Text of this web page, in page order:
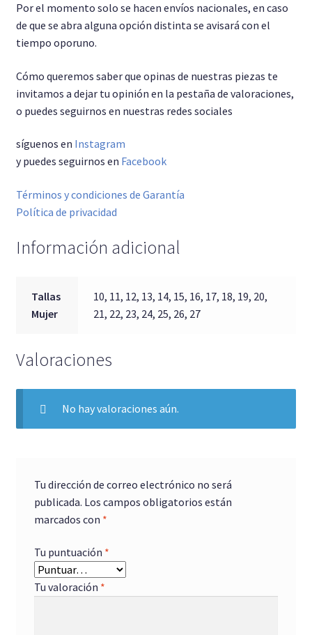
Por el momento solo se hacen envíos nacionales, en caso
de que se abra alguna opción distinta se avisará con el
tiempo oporuno.
Cómo queremos saber que opinas de nuestras piezas te
invitamos a dejar tu opinión en la pestaña de valoraciones,
o puedes seguirnos en nuestras redes sociales
síguenos en Instagram
y puedes seguirnos en Facebook
Términos y condiciones de Garantía
Política de privacidad
Información adicional
Tallas
Mujer
10, 11, 12, 13, 14, 15, 16, 17, 18, 19, 20,
21, 22, 23, 24, 25, 26, 27
Valoraciones
No hay valoraciones aún.
Tu dirección de correo electrónico no será
publicada. Los campos obligatorios están
marcados con *
Tu puntuación *
Tu valoración *